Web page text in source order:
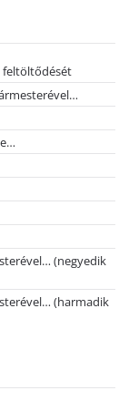
feltöltődését
(negyedik
(harmadik